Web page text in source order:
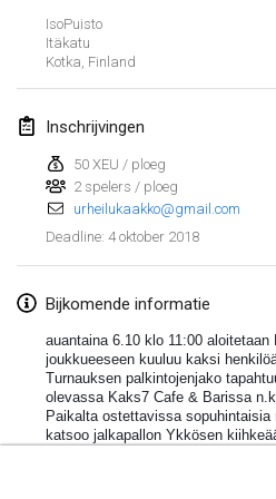
IsoPuisto
Itäkatu
Kotka Finland
Inschrijvingen
50 XEU / ploeg
2 spelers / ploeg
urheilukaakko@gmail.com
Deadline: 4 oktober 2018
Bijkomende informatie
auantaina 6.10 klo 11:00 aloitetaan
joukkueeseen kuuluu kaksi
Turnauksen palkintojenjako
olevassa Kaks7 Cafe & Barissa
Paikalta ostettavissa
katsoo jalkapallon Ykkösen
Sunnuntaina 7.10 klo 11:00
Lumi Mölkky
3 feb. 2018
10 feb. 2018
Faschings-Mölkky
11 feb. 2018|Duitsland
24 feb. 2018|Tsjechië
SM HalliMölkky - Finnish
24 feb. 2018|Finland
Tournoi de l'ASSER